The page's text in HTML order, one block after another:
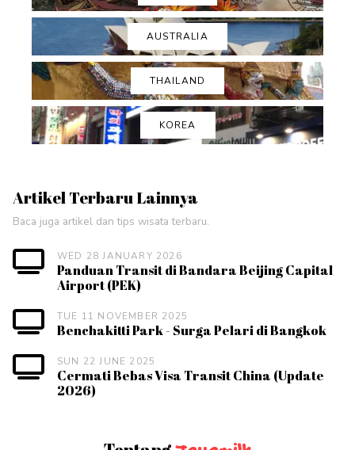
AUSTRALIA
THAILAND
KOREA
Artikel Terbaru Lainnya
Baca juga artikel dan tips wisata terbaru.
WED 28 JANUARY 2026
Panduan Transit di Bandara Beijing Capital
Airport (PEK)
TUE 11 NOVEMBER 2025
Benchakitti Park - Surga Pelari di Bangkok
SUN 22 JUNE 2025
Cermati Bebas Visa Transit China (Update
2026)